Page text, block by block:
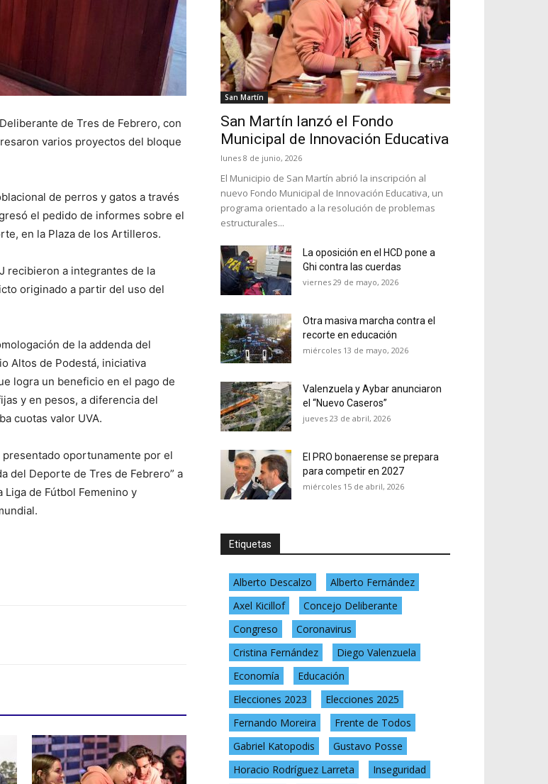
de Tres de Febrero, con
varios proyectos del bloque
de perros y gatos a través
el pedido de informes sobre el
en la Plaza de los Artilleros.
recibieron a integrantes de la
originado a partir del uso del
de la addenda del
Altos de Podestá, iniciativa
logra un beneficio en el pago de
y en pesos, a diferencia del
cuotas valor UVA.
oportunamente por el
del Deporte de Tres de Febrero” a
de Fútbol Femenino y
San Martín
San Martín lanzó el Fondo
Municipal de Innovación Educativa
lunes 8 de junio, 2026
El Municipio de San Martín abrió la inscripción al
nuevo Fondo Municipal de Innovación Educativa, un
programa orientado a la resolución de problemas
estructurales...
La oposición en el HCD pone a
Ghi contra las cuerdas
viernes 29 de mayo, 2026
Otra masiva marcha contra el
recorte en educación
miércoles 13 de mayo, 2026
Valenzuela y Aybar anunciaron
el “Nuevo Caseros”
jueves 23 de abril, 2026
El PRO bonaerense se prepara
para competir en 2027
miércoles 15 de abril, 2026
Etiquetas
Alberto Descalzo
Alberto Fernández
Axel Kicillof
Concejo Deliberante
Congreso
Coronavirus
Cristina Fernández
Diego Valenzuela
Economía
Educación
Elecciones 2023
Elecciones 2025
Fernando Moreira
Frente de Todos
Gabriel Katopodis
Gustavo Posse
Horacio Rodríguez Larreta
Inseguridad